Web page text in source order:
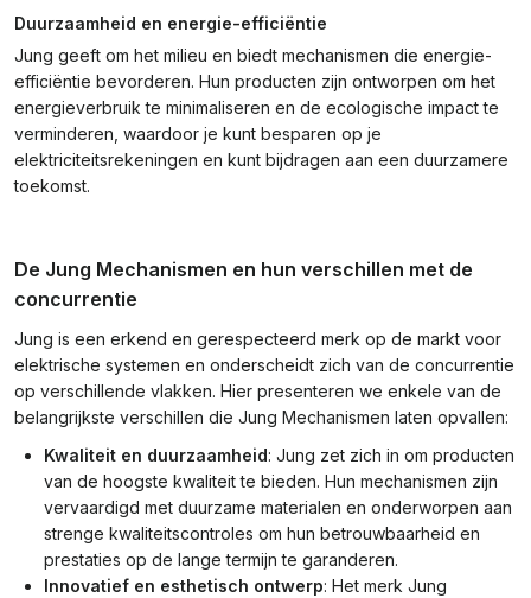
Duurzaamheid en energie-efficiëntie
Jung geeft om het milieu en biedt mechanismen die energie-
efficiëntie bevorderen. Hun producten zijn ontworpen om het
energieverbruik te minimaliseren en de ecologische impact te
verminderen, waardoor je kunt besparen op je
elektriciteitsrekeningen en kunt bijdragen aan een duurzamere
toekomst.
De Jung Mechanismen en hun verschillen met de
concurrentie
Jung is een erkend en gerespecteerd merk op de markt voor
elektrische systemen en onderscheidt zich van de concurrentie
op verschillende vlakken. Hier presenteren we enkele van de
belangrijkste verschillen die Jung Mechanismen laten opvallen:
Kwaliteit en duurzaamheid: Jung zet zich in om producten
van de hoogste kwaliteit te bieden. Hun mechanismen zijn
vervaardigd met duurzame materialen en onderworpen aan
strenge kwaliteitscontroles om hun betrouwbaarheid en
prestaties op de lange termijn te garanderen.
Innovatief en esthetisch ontwerp: Het merk Jung